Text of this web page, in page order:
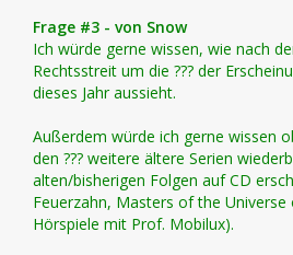
Frage #3 - von Snow
Ich würde gerne wissen, wie nach
Rechtsstreit um die ??? der
dieses Jahr aussieht.
Außerdem würde ich gerne wissen
den ??? weitere ältere Serien
alten/bisherigen Folgen auf CD
Feuerzahn, Masters of the Universe
Hörspiele mit Prof. Mobilux).